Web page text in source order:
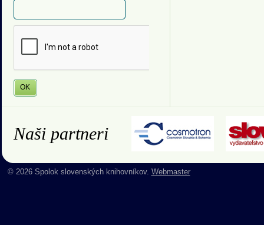
Naši partneri
© 2026 Spolok slovenských knihovníkov. Webmaster